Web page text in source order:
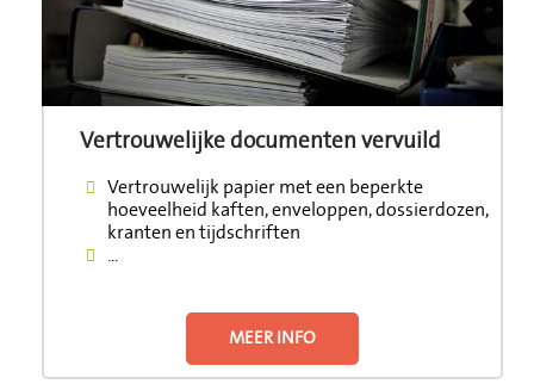
Vertrouwelijke documenten vervuild
Vertrouwelijk papier met een beperkte
hoeveelheid kaften, enveloppen, dossierdozen,
kranten en tijdschriften
...
MEER INFO